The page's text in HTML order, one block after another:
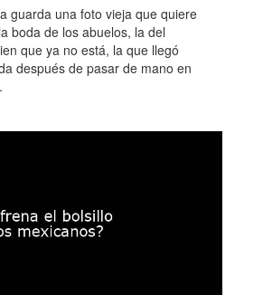
guarda una foto vieja que quiere
boda de los abuelos, la del
que ya no está, la que llegó
después de pasar de mano en